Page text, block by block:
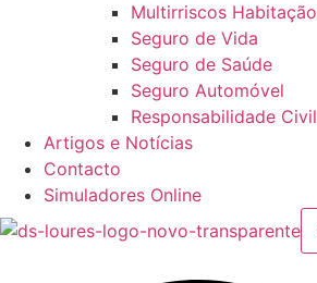
Multirriscos Habitação
Seguro de Vida
Seguro de Saúde
Seguro Automóvel
Responsabilidade Civil
Artigos e Notícias
Contacto
Simuladores Online